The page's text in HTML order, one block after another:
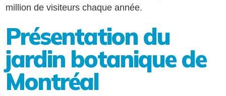
million de visiteurs chaque année.
Présentation du
jardin botanique de
Montréal